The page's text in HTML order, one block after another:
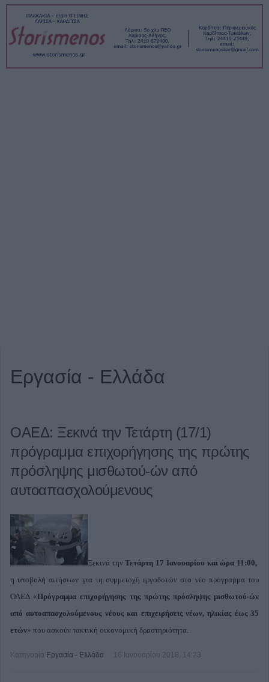
Εργασία - Ελλάδα
ΟΑΕΔ: Ξεκινά την Τετάρτη (17/1)
πρόγραμμα επιχορήγησης της πρώτης
πρόσληψης μισθωτού-ών από
αυτοαπασχολούμενους
Ξεκινά τηνΤετάρτη 17 Ιανουαρίου και ώρα 11:00,
η υποβολή αιτήσεων για τη συμμετοχή εργοδοτών στο νέο πρόγραμμα του
ΟΑΕΔ «Πρόγραμμα επιχορήγησης της πρώτης πρόσληψης μισθωτού-ών
από αυτοαπασχολούμενους νέους και επιχειρήσεις νέων, ηλικίας έως 35
ετών» που ασκούν τακτική οικονομική δραστηριότητα.
Κατηγορία Εργασία - Ελλάδα 16 Ιανουαρίου 2018, 14:23